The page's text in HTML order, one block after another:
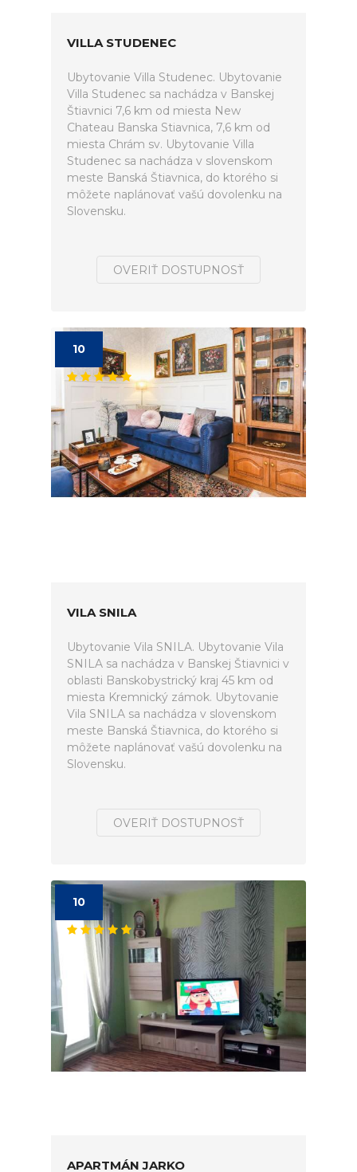
VILLA STUDENEC
Ubytovanie Villa Studenec. Ubytovanie
Villa Studenec sa nachádza v Banskej
Štiavnici 7,6 km od miesta New
Chateau Banska Stiavnica, 7,6 km od
miesta Chrám sv. Ubytovanie Villa
Studenec sa nachádza v slovenskom
meste Banská Štiavnica, do ktorého si
môžete naplánovať vašú dovolenku na
Slovensku.
OVERIŤ DOSTUPNOSŤ
10
VILA SNILA
Ubytovanie Vila SNILA. Ubytovanie Vila
SNILA sa nachádza v Banskej Štiavnici v
oblasti Banskobystrický kraj 45 km od
miesta Kremnický zámok. Ubytovanie
Vila SNILA sa nachádza v slovenskom
meste Banská Štiavnica, do ktorého si
môžete naplánovať vašú dovolenku na
Slovensku.
OVERIŤ DOSTUPNOSŤ
10
APARTMÁN JARKO